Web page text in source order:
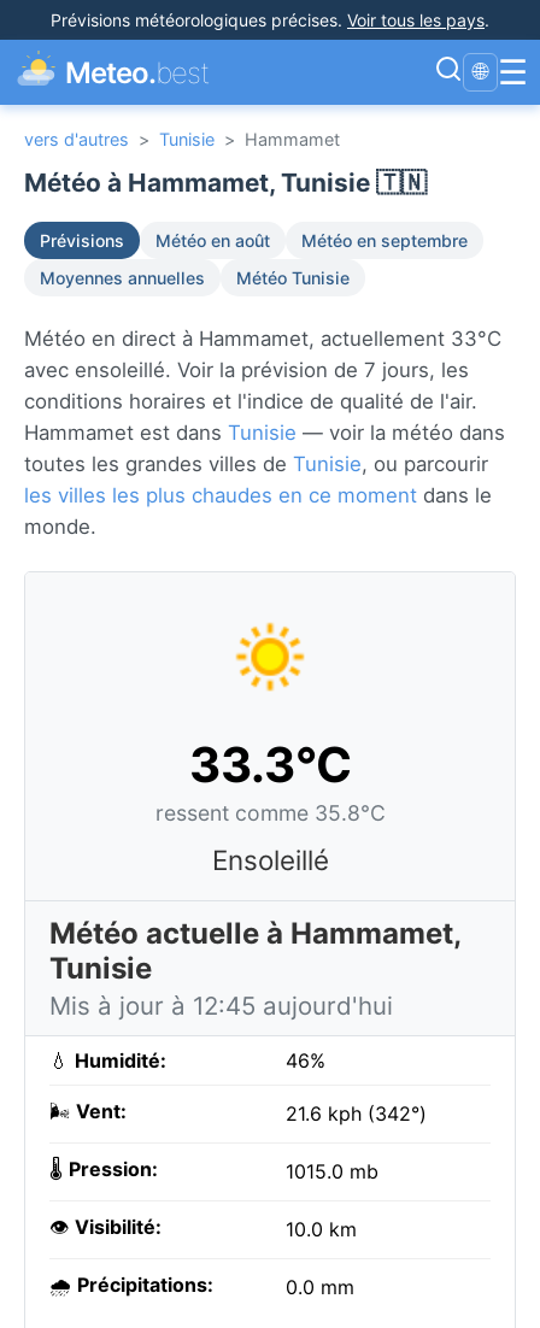
Prévisions météorologiques précises. Voir tous les pays.
Meteo.best 🌐 ☰
vers d'autres > Tunisie > Hammamet
Météo à Hammamet, Tunisie 🇹🇳
Prévisions Météo en août
Météo en septembre
Moyennes annuelles
Météo Tunisie
Météo en direct à Hammamet, actuellement 33°C
avec ensoleillé. Voir la prévision de 7 jours, les
conditions horaires et l'indice de qualité de l'air.
Hammamet est dans Tunisie — voir la météo dans
toutes les grandes villes de Tunisie, ou parcourir
les villes les plus chaudes en ce moment dans le
monde.
33.3°C
ressent comme 35.8°C
Ensoleillé
Météo actuelle à Hammamet,
Tunisie
Mis à jour à 12:45 aujourd'hui
💧 Humidité: 46%
🌬️ Vent: 21.6 kph (342°)
🌡️ Pression: 1015.0 mb
👁️ Visibilité: 10.0 km
🌧️ Précipitations: 0.0 mm